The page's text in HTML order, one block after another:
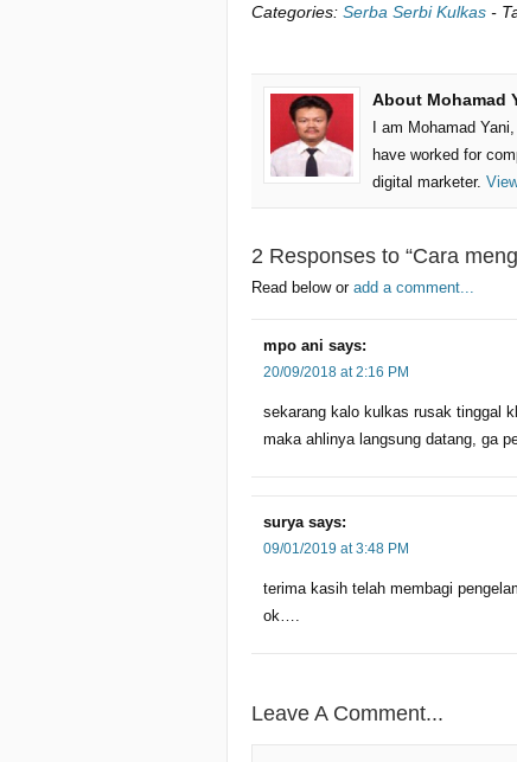
Categories: Serba Serbi Kulkas -
About Mohamad
I am Mohamad
have worked for
digital marketer.
2 Responses to “Cara
Read below or add a comment...
mpo ani says:
20/09/2018 at 2:16 PM
sekarang kalo kulkas rusak tinggal
maka ahlinya langsung datang, ga
surya says:
09/01/2019 at 3:48 PM
terima kasih telah membagi
ok….
Leave A Comment...